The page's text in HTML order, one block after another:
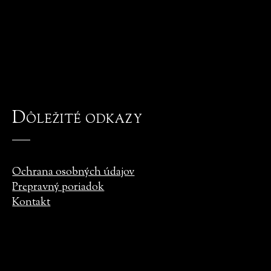
Dôležité odkazy
Ochrana osobných údajov
Prepravný poriadok
Kontakt